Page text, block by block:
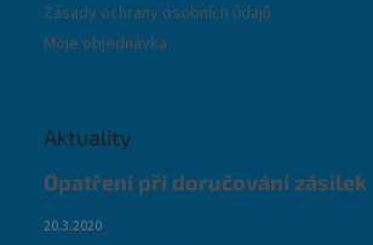
Zásady ochrany osobních údajů
Moje objednávka
Aktuality
Opatření při doručování zásilek
20.3.2020